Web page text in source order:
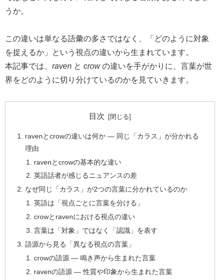
うか。
この違いは単なる語彙の多さではなく、「どのように対象
を捉えるか」という視点の違いから生まれています。
本記事では、 raven と crowの違いを手がかりに、言葉が世
界をどのように切り分けているのかを見ていきます。
目次
ravenとcrowの違いは何か ― 同じ「カラス」が分かれる
理由
ravenとcrowの基本的な違い
英語話者が感じるニュアンスの差
なぜ同じ「カラス」が2つの言葉に分かれているのか
英語は「視点ごとに言葉を分ける」
crowとravenにおける視点の違い
言葉は「対象」ではなく「認識」を表す
語源から見る「異なる視点の言葉」
crowの語源 ― 鳴き声から生まれた言葉
ravenの語源 ― 性質や印象から生まれた言葉